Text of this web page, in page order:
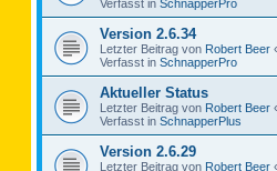
Verfasst in SchnapperPro
Version 2.6.34
Letzter Beitrag von Robert Beer
Verfasst in SchnapperPro
Aktueller Status
Letzter Beitrag von Robert Beer
Verfasst in SchnapperPlus
Version 2.6.29
Letzter Beitrag von Robert Beer